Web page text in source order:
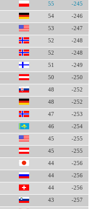
55 -245
54 -246
53 -247
52 -248
52 -248
51 -249
50 -250
48 -252
48 -252
47 -253
46 -254
45 -255
45 -255
44 -256
44 -256
44 -256
43 -257